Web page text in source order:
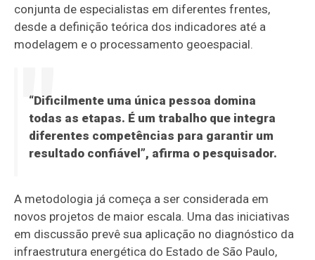
conjunta de especialistas em diferentes frentes,
desde a definição teórica dos indicadores até a
modelagem e o processamento geoespacial.
“Dificilmente uma única pessoa domina
todas as etapas. É um trabalho que integra
diferentes competências para garantir um
resultado confiável”, afirma o pesquisador.
A metodologia já começa a ser considerada em
novos projetos de maior escala. Uma das iniciativas
em discussão prevê sua aplicação no diagnóstico da
infraestrutura energética do Estado de São Paulo,